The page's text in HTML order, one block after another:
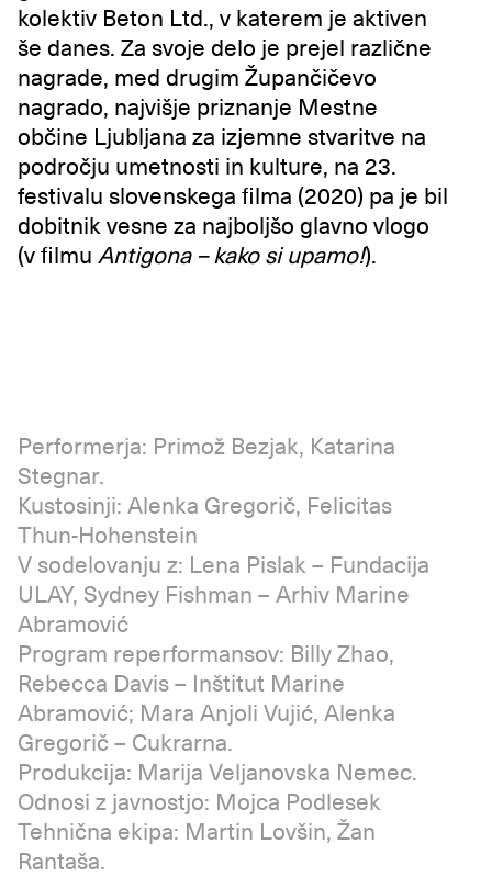
kolektiv Beton Ltd., v katerem je aktiven
še danes. Za svoje delo je prejel različne
nagrade, med drugim Župančičevo
nagrado, najvišje priznanje Mestne
občine Ljubljana za izjemne stvaritve na
področju umetnosti in kulture, na 23.
festivalu slovenskega filma (2020) pa je bil
dobitnik vesne za najboljšo glavno vlogo
(v filmu Antigona – kako si upamo!).
Performerja: Primož Bezjak, Katarina
Stegnar.
Kustosinji: Alenka Gregorič, Felicitas
Thun-Hohenstein
V sodelovanju z: Lena Pislak – Fundacija
ULAY, Sydney Fishman – Arhiv Marine
Abramović
Program reperformansov: Billy Zhao,
Rebecca Davis – Inštitut Marine
Abramović; Mara Anjoli Vujić, Alenka
Gregorič – Cukrarna.
Produkcija: Marija Veljanovska Nemec.
Odnosi z javnostjo: Mojca Podlesek
Tehnična ekipa: Martin Lovšin, Žan
Rantaša.